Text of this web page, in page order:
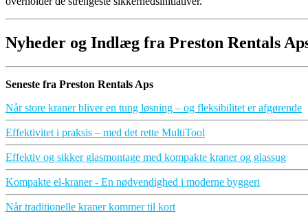
Nyheder og Indlæg fra Preston Rentals
Seneste fra Preston Rentals Aps
Når store kraner bliver en tung løsning – og fleksibilitet er afgørende
Effektivitet i praksis – med det rette MultiTool
Effektiv og sikker glasmontage med kompakte kraner og glassug
Kompakte el-kraner - En nødvendighed i moderne byggeri
Når traditionelle kraner kommer til kort